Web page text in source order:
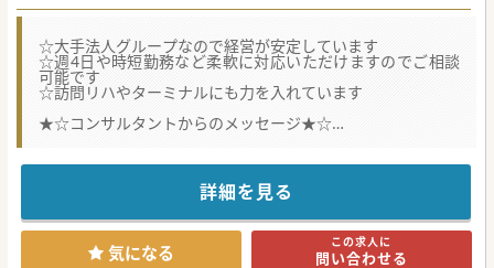
☆大手法人グループなので経営が安定しています
☆週4日や時短勤務など柔軟に対応いただけますのでご相談
可能です
☆訪問リハやターミナルにも力を入れています
★☆コンサルタントからのメッセージ★☆
プライマリケアを中心とした幅広い医療を提供しているクリ
名古屋や三河エリアからも通勤可能な立地です。
時間外の拘束も無いためストレスの少ない職場を探している
気になる方はお気軽にお問い合わせください。
#秋入職可
詳細を見る
気になる この求人に
問い合わせる